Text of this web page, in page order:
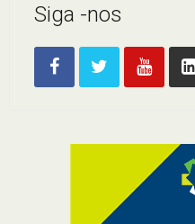
Siga -nos